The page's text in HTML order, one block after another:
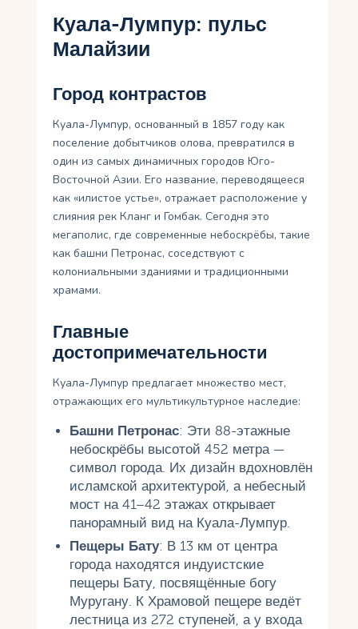
Куала-Лумпур: пульс
Малайзии
Город контрастов
Куала-Лумпур, основанный в 1857 году как
поселение добытчиков олова, превратился в
один из самых динамичных городов Юго-
Восточной Азии. Его название, переводящееся
как «илистое устье», отражает расположение у
слияния рек Кланг и Гомбак. Сегодня это
мегаполис, где современные небоскрёбы, такие
как башни Петронас, соседствуют с
колониальными зданиями и традиционными
храмами.
Главные
достопримечательности
Куала-Лумпур предлагает множество мест,
отражающих его мультикультурное наследие:
Башни Петронас: Эти 88-этажные
небоскрёбы высотой 452 метра —
символ города. Их дизайн вдохновлён
исламской архитектурой, а небесный
мост на 41–42 этажах открывает
панорамный вид на Куала-Лумпур.
Пещеры Бату: В 13 км от центра
города находятся индуистские
пещеры Бату, посвящённые богу
Муругану. К Храмовой пещере ведёт
лестница из 272 ступеней, а у входа